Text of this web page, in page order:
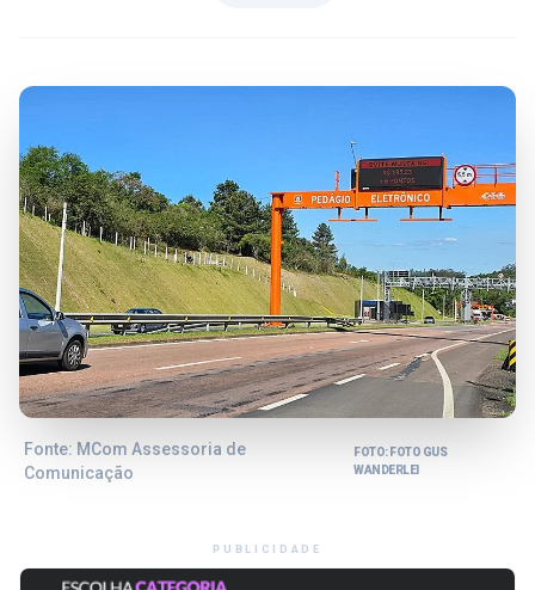
Fonte: MCom Assessoria de
Comunicação
FOTO: FOTO GUS
WANDERLEI
PUBLICIDADE